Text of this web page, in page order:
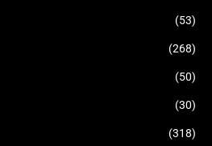
(53)
(268)
(50)
(30)
(318)